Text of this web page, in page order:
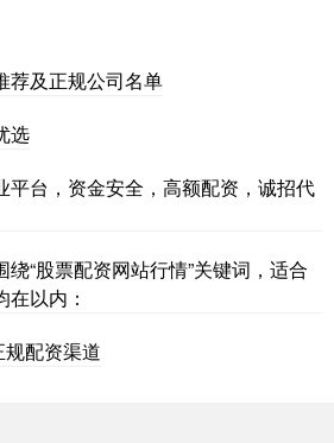
荐及正规公司名单
选
平台，资金安全，高额配资，诚招代
“股票配资网站行情”关键词，适合
以内：
配资渠道